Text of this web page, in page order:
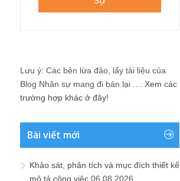
Lưu ý: Các bên lừa đảo, lấy tài liệu của
Blog Nhân sự mang đi bán lại .... Xem các
trường hợp khác ở đây!
Bài viết mới
Khảo sát, phân tích và mục đích thiết kế
mô tả công việc 06.08.2026